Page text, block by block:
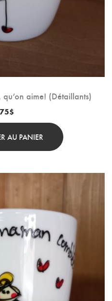
aime! (Détaillants)
$
AU PANIER